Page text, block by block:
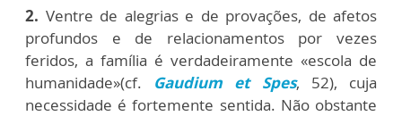
2. Ventre de alegrias e de provações, de afetos
profundos e de relacionamentos por vezes
feridos, a família é verdadeiramente «escola de
humanidade»(cf.
Gaudium et Spes, 52), cuja
necessidade é fortemente sentida. Não obstante